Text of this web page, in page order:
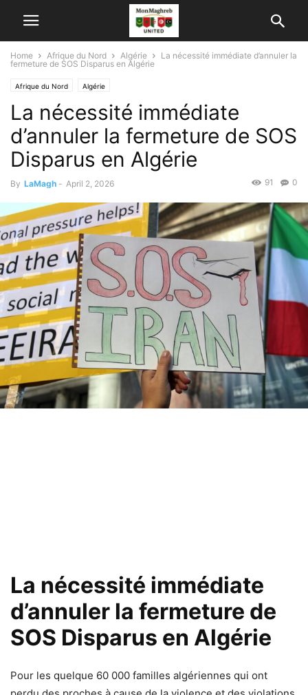
Home Afrique du Nord Algérie
La nécessité immédiate d’annuler la
fermeture de SOS Disparus en Algérie
Afrique du Nord Algérie
La nécessité immédiate
d’annuler la fermeture de SOS
Disparus en Algérie
By LaMagh - April 2, 2026 0
91
La nécessité immédiate
d’annuler la fermeture de
SOS Disparus en Algérie
Pour les quelque 60 000 familles algériennes qui ont